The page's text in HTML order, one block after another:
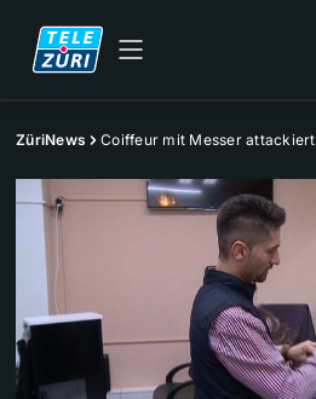
ZüriNews Coiffeur mit Messer attackiert